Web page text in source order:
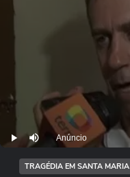
Play Mutar Anúncio
TRAGÉDIA EM SANTA MARIA